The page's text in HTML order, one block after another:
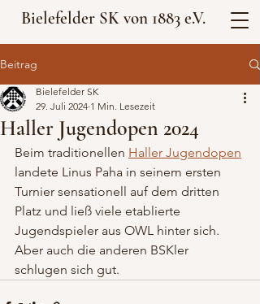
Bielefelder SK von 1883 e.V.
Beitrag
Haller Jugendopen 2024
Bielefelder SK
29. Juli 2024 1 Min. Lesezeit
Beim traditionellen Haller Jugendopen
landete Linus Paha in seinem ersten
Turnier sensationell auf dem dritten
Platz und ließ viele etablierte
Jugendspieler aus OWL hinter sich.
Aber auch die anderen BSKler
schlugen sich gut.